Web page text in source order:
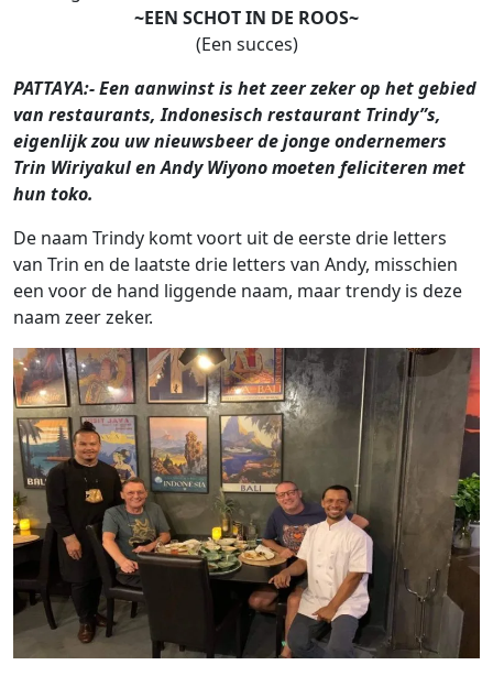
~EEN SCHOT IN DE ROOS~
(Een succes)
PATTAYA:- Een aanwinst is het zeer zeker op het gebied
van restaurants, Indonesisch restaurant Trindy”s,
eigenlijk zou uw nieuwsbeer de jonge ondernemers
Trin Wiriyakul en Andy Wiyono moeten feliciteren met
hun toko.
De naam Trindy komt voort uit de eerste drie letters
van Trin en de laatste drie letters van Andy, misschien
een voor de hand liggende naam, maar trendy is deze
naam zeer zeker.